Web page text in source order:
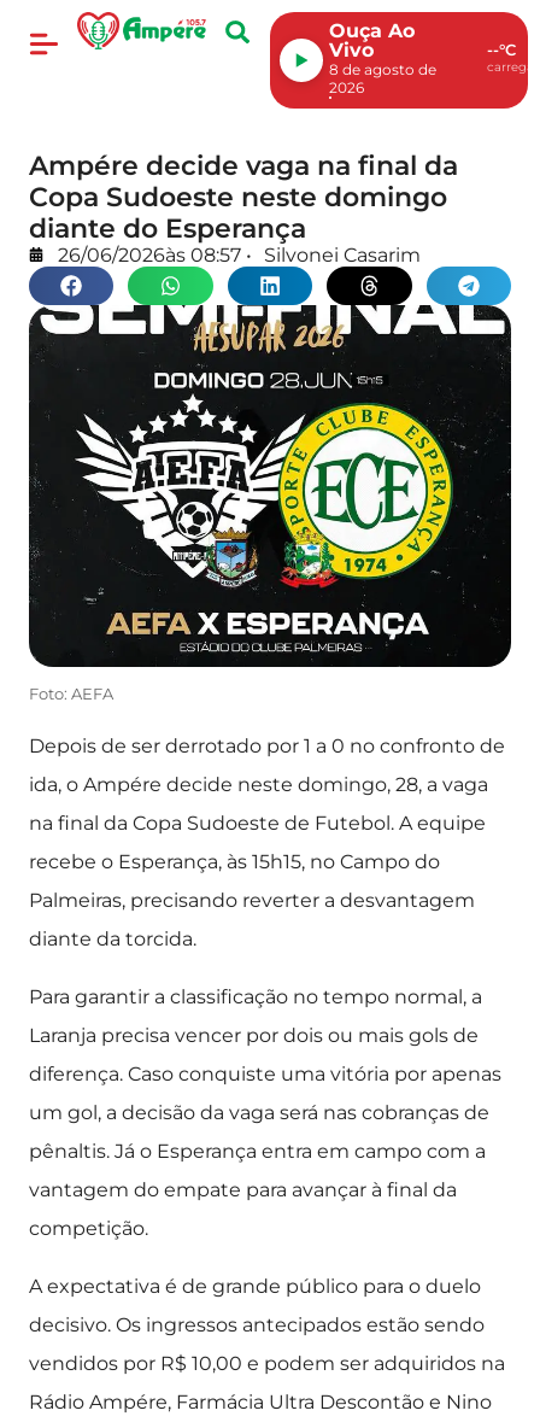
Ouça Ao
Vivo
8 de agosto de
2026
--°C
Ampére decide vaga na final da
Copa Sudoeste neste domingo
diante do Esperança
26/06/2026às 08:57 • Silvonei Casarim
Foto: AEFA
Depois de ser derrotado por 1 a 0 no confronto de
ida, o Ampére decide neste domingo, 28, a vaga
na final da Copa Sudoeste de Futebol. A equipe
recebe o Esperança, às 15h15, no Campo do
Palmeiras, precisando reverter a desvantagem
diante da torcida.
Para garantir a classificação no tempo normal, a
Laranja precisa vencer por dois ou mais gols de
diferença. Caso conquiste uma vitória por apenas
um gol, a decisão da vaga será nas cobranças de
pênaltis. Já o Esperança entra em campo com a
vantagem do empate para avançar à final da
competição.
A expectativa é de grande público para o duelo
decisivo. Os ingressos antecipados estão sendo
vendidos por R$ 10,00 e podem ser adquiridos na
Rádio Ampére, Farmácia Ultra Descontão e Nino